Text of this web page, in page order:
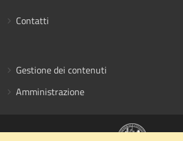
Contatti
Gestione dei contenuti
Amministrazione